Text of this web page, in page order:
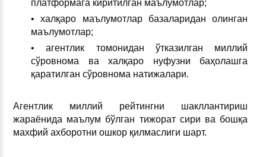
платформага киритилган маълумотлар;
• халқаро маълумотлар базаларидан олинган
маълумотлар;
• агентлик томонидан ўтказилган миллий
сўровнома ва халқаро нуфузни баҳолашга
қаратилган сўровнома натижалари.
Агентлик миллий рейтингни шакллантириш
жараёнида маълум бўлган тижорат сири ва бошқа
махфий ахборотни ошкор қилмаслиги шарт.